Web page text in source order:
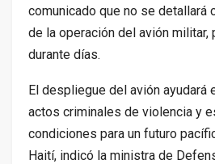
comunicado que no se detallará
de la operación del avión militar,
durante días.
El despliegue del avión ayudará
actos criminales de violencia y
condiciones para un futuro
Haití, indicó la ministra de